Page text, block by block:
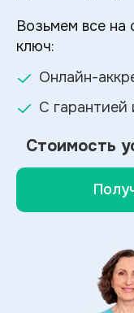
Возьмем все на
ключ:
Онлайн-
С гарантией
Стоимость